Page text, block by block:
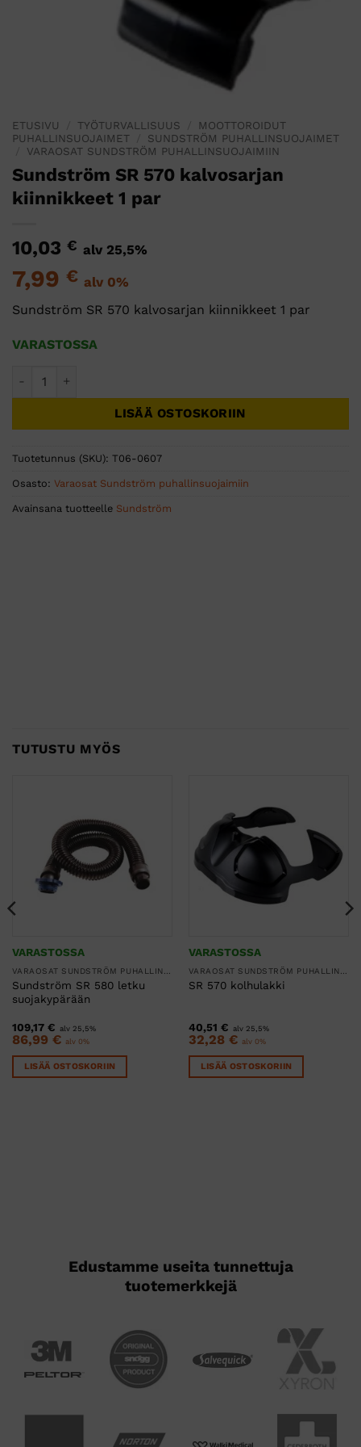
ETUSIVU TYÖTURVALLISUUS
MOOTTOROIDUT
PUHALLINSUOJAIMET
SUNDSTRÖM PUHALLINSUOJAIMET
VARAOSAT SUNDSTRÖM PUHALLINSUOJAIMIIN
Sundström SR 570 kalvosarjan
kiinnikkeet 1 par
10,03 € alv 25,5%
7,99 € alv 0%
Sundström SR 570 kalvosarjan kiinnikkeet 1 par
VARASTOSSA
LISÄÄ OSTOSKORIIN
Tuotetunnus (SKU): T06-0607
Osasto: Varaosat Sundström puhallinsuojaimiin
Avainsana tuotteelle Sundström
TUTUSTU MYÖS
VARASTOSSA
Sundström SR 580 letku
suojakypärään
109,17 € alv 25,5%
86,99 € alv 0%
LISÄÄ OSTOSKORIIN
VARASTOSSA
SR 570 kolhulakki
40,51 € alv 25,5%
32,28 € alv 0%
LISÄÄ OSTOSKORIIN
Edustamme useita tunnettuja
tuotemerkkejä